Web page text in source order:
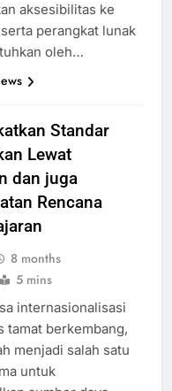
aksesibilitas ke
perangkat lunak
oleh…
Standar
Lewat
dan juga
Rencana
8 months
5 mins
internasionalisasi
tamat berkembang,
menjadi salah satu
untuk